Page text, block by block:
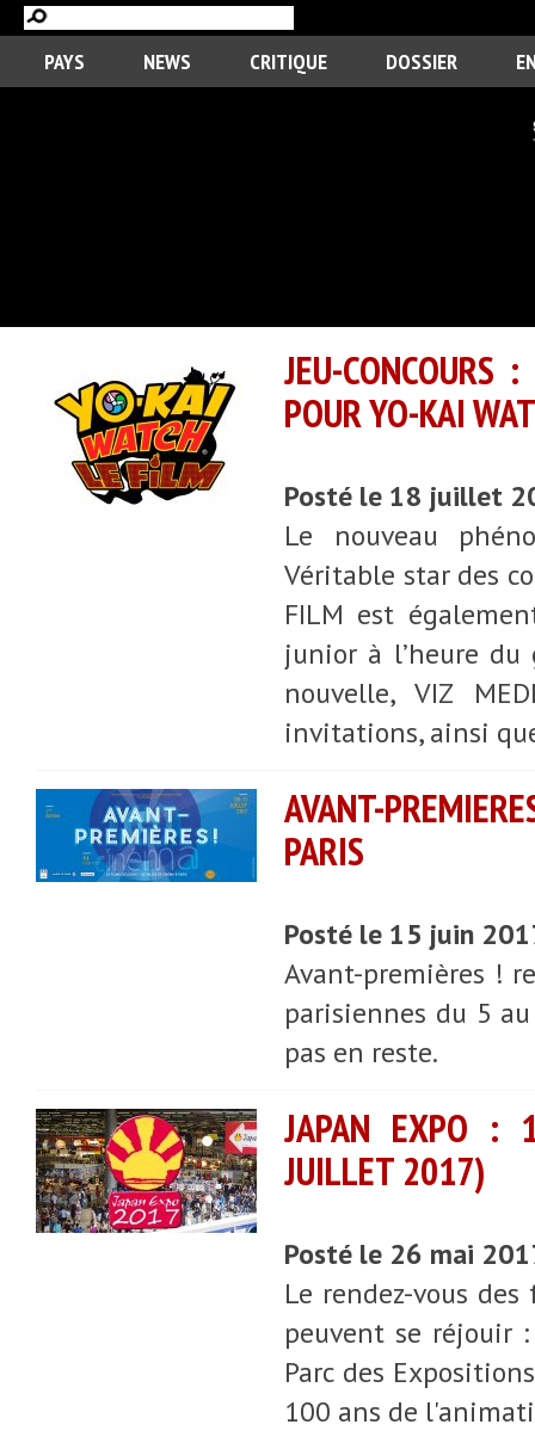
PAYS NEWS CRITIQUE DOSSIER
JEU-CONCOURS
POUR YO-KAI
Posté le 18 juillet
Le nouveau
Véritable star des
FILM est
junior à l’heure
nouvelle, VIZ
invitations, ainsi
AVANT-
PARIS
Posté le 15 juin
Avant-premières !
parisiennes du 5
pas en reste.
JAPAN EXPO :
JUILLET 2017)
Posté le 26 mai
Le rendez-vous
peuvent se réjouir
Parc des
100 ans de